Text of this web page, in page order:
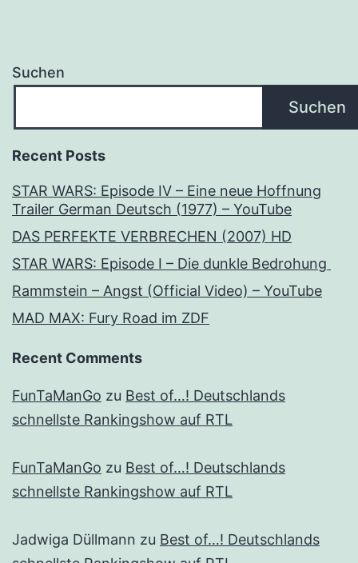
Suchen
Suchen
Recent Posts
STAR WARS: Episode IV – Eine neue Hoffnung
Trailer German Deutsch (1977) – YouTube
DAS PERFEKTE VERBRECHEN (2007) HD
STAR WARS: Episode I – Die dunkle Bedrohung
Rammstein – Angst (Official Video) – YouTube
MAD MAX: Fury Road im ZDF
Recent Comments
FunTaManGo zu Best of…! Deutschlands
schnellste Rankingshow auf RTL
FunTaManGo zu Best of…! Deutschlands
schnellste Rankingshow auf RTL
Jadwiga Düllmann zu Best of…! Deutschlands